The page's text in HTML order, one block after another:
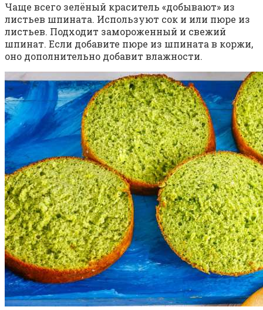
Чаще всего зелёный краситель «добывают» из
листьев шпината. Используют сок и или пюре из
листьев. Подходит замороженный и свежий
шпинат. Если добавите пюре из шпината в коржи,
оно дополнительно добавит влажности.